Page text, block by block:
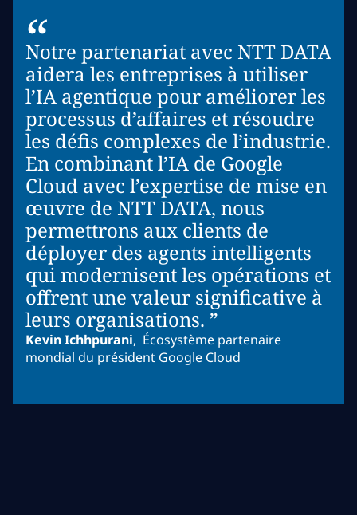
“
Notre partenariat avec NTT DATA
aidera les entreprises à utiliser
l’IA agentique pour améliorer les
processus d’affaires et résoudre
les défis complexes de l’industrie.
En combinant l’IA de Google
Cloud avec l’expertise de mise en
œuvre de NTT DATA, nous
permettrons aux clients de
déployer des agents intelligents
qui modernisent les opérations et
offrent une valeur significative à
leurs organisations. ”
Kevin Ichhpurani, Écosystème partenaire
mondial du président Google Cloud